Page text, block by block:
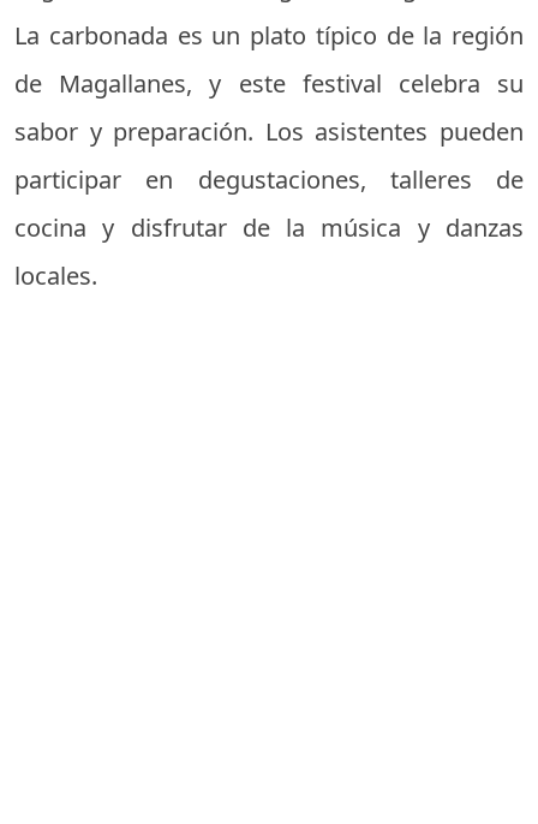
La carbonada es un plato típico de la región
de Magallanes, y este festival celebra su
sabor y preparación. Los asistentes pueden
participar en degustaciones, talleres de
cocina y disfrutar de la música y danzas
locales.